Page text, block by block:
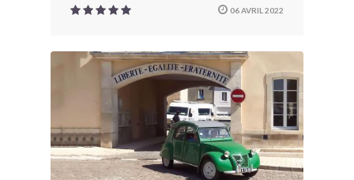
06 AVRIL 2022